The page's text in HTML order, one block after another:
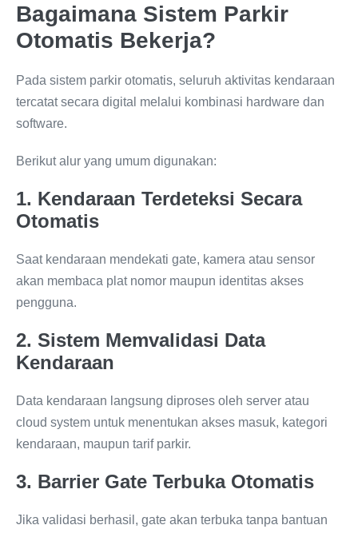
Bagaimana Sistem Parkir
Otomatis Bekerja?
Pada sistem parkir otomatis, seluruh aktivitas kendaraan
tercatat secara digital melalui kombinasi hardware dan
software.
Berikut alur yang umum digunakan:
1. Kendaraan Terdeteksi Secara
Otomatis
Saat kendaraan mendekati gate, kamera atau sensor
akan membaca plat nomor maupun identitas akses
pengguna.
2. Sistem Memvalidasi Data
Kendaraan
Data kendaraan langsung diproses oleh server atau
cloud system untuk menentukan akses masuk, kategori
kendaraan, maupun tarif parkir.
3. Barrier Gate Terbuka Otomatis
Jika validasi berhasil, gate akan terbuka tanpa bantuan